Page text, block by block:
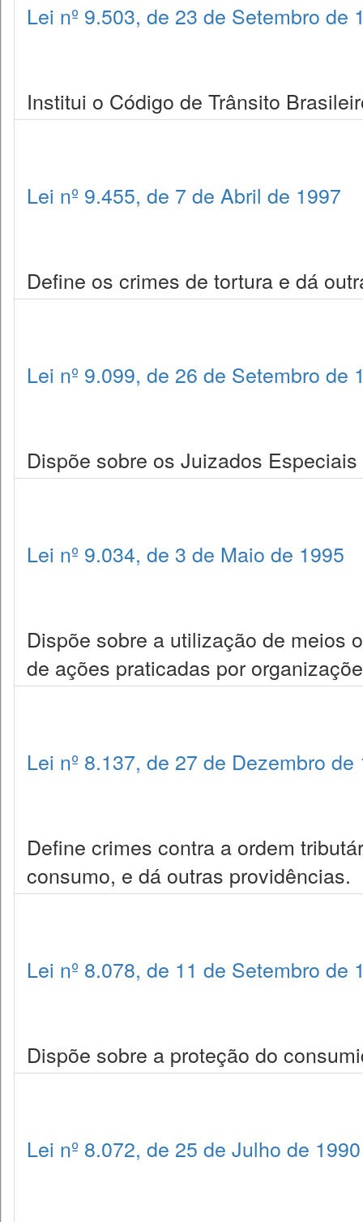
Lei nº 9.503, de 23 de Setembro de
Institui o Código de Trânsito
Lei nº 9.455, de 7 de Abril de 1997
Define os crimes de tortura e dá
Lei nº 9.099, de 26 de Setembro de
Dispõe sobre os Juizados
Lei nº 9.034, de 3 de Maio de 1995
Dispõe sobre a utilização de meios
de ações praticadas por
Lei nº 8.137, de 27 de Dezembro de
Define crimes contra a ordem
consumo, e dá outras providências.
Lei nº 8.078, de 11 de Setembro de
Dispõe sobre a proteção do
Lei nº 8.072, de 25 de Julho de 1990